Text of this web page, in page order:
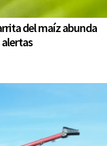
del maíz abunda
alertas